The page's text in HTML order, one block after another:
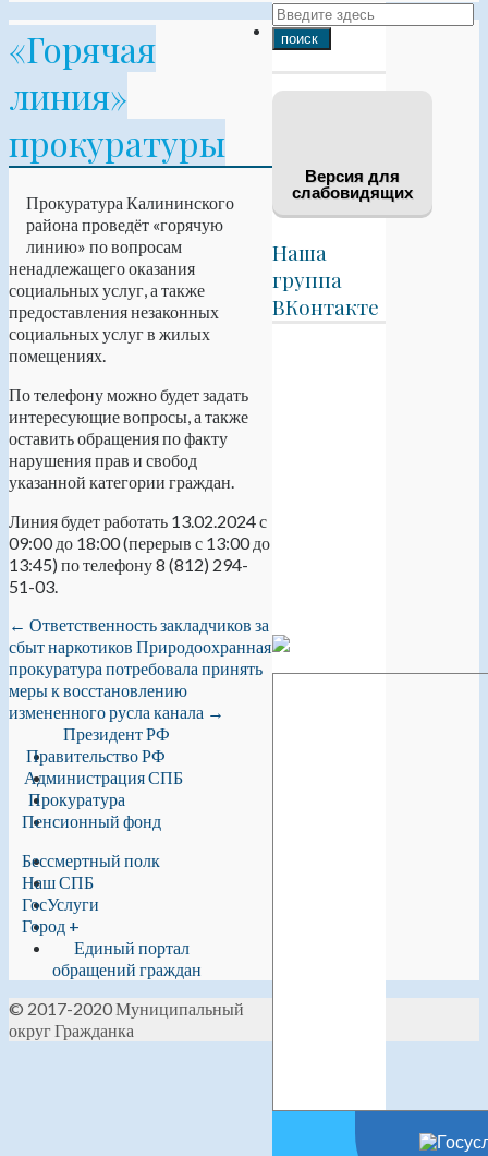
Версия для
слабовидящих
Наша
группа
ВКонтакте
«Горячая
линия»
прокуратуры
Прокуратура Калининского
района проведёт «горячую
линию» по вопросам
ненадлежащего оказания
социальных услуг, а также
предоставления незаконных
социальных услуг в жилых
помещениях.
По телефону можно будет задать
интересующие вопросы, а также
оставить обращения по факту
нарушения прав и свобод
указанной категории граждан.
Линия будет работать 13.02.2024 с
09:00 до 18:00 (перерыв с 13:00 до
13:45) по телефону 8 (812) 294-
51-03.
← Ответственность закладчиков за
сбыт наркотиков Природоохранная
прокуратура потребовала принять
меры к восстановлению
измененного русла канала →
Президент РФ
Правительство РФ
Администрация СПБ
Прокуратура
Пенсионный фонд
Бессмертный полк
Наш СПБ
ГосУслуги
Город +
Единый портал
обращений граждан
© 2017-2020 Муниципальный
округ Гражданка